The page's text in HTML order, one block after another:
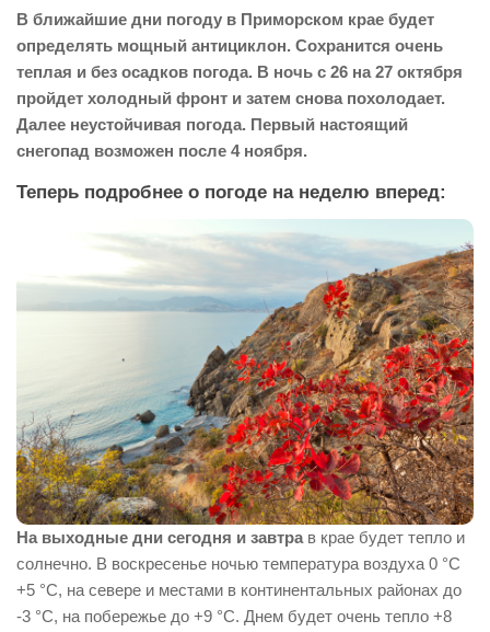
В ближайшие дни погоду в Приморском крае будет
определять мощный антициклон. Сохранится очень
теплая и без осадков погода. В ночь с 26 на 27 октября
пройдет холодный фронт и затем снова похолодает.
Далее неустойчивая погода. Первый настоящий
снегопад возможен после 4 ноября.
Теперь подробнее о погоде на неделю вперед:
На выходные дни сегодня и завтра в крае будет тепло и
солнечно. В воскресенье ночью температура воздуха 0 °С
+5 °С, на севере и местами в континентальных районах до
-3 °С, на побережье до +9 °С. Днем будет очень тепло +8